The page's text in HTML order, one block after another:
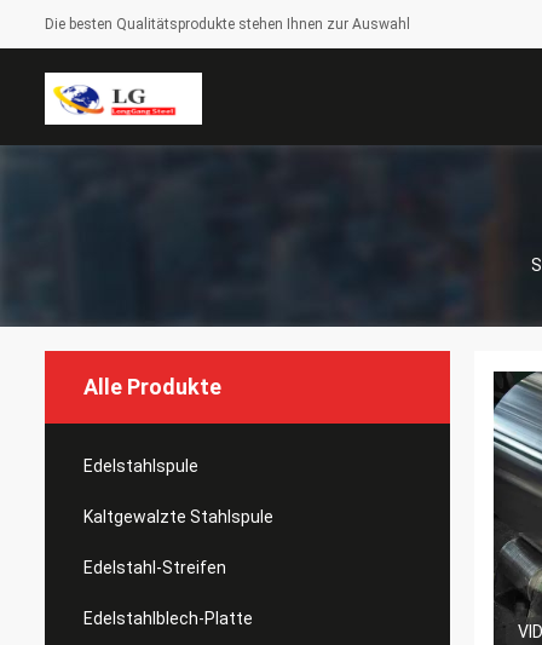
Die besten Qualitätsprodukte stehen Ihnen zur Auswahl
Alle Produkte
Edelstahlspule
Kaltgewalzte Stahlspule
Edelstahl-Streifen
Edelstahlblech-Platte